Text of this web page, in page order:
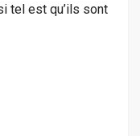
tel est qu’ils sont